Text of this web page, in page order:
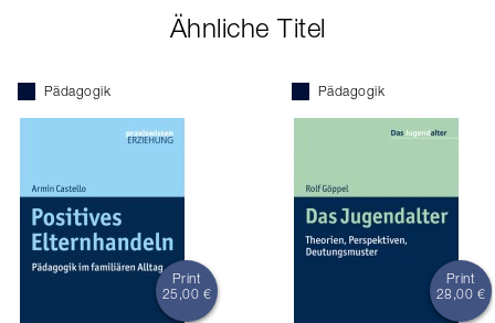
Ähnliche Titel
Pädagogik
Print
25,00 €
Pädagogik
Print
28,00 €